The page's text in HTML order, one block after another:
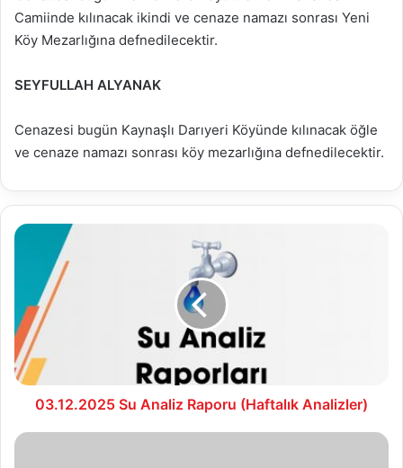
Camiinde kılınacak ikindi ve cenaze namazı sonrası Yeni
Köy Mezarlığına defnedilecektir.
SEYFULLAH ALYANAK
Cenazesi bugün Kaynaşlı Darıyeri Köyünde kılınacak öğle
ve cenaze namazı sonrası köy mezarlığına defnedilecektir.
03.12.2025
Raporu
(Haftalık
Analizler)
03.12.2025 Su Analiz Raporu (Haftalık Analizler)
Özel